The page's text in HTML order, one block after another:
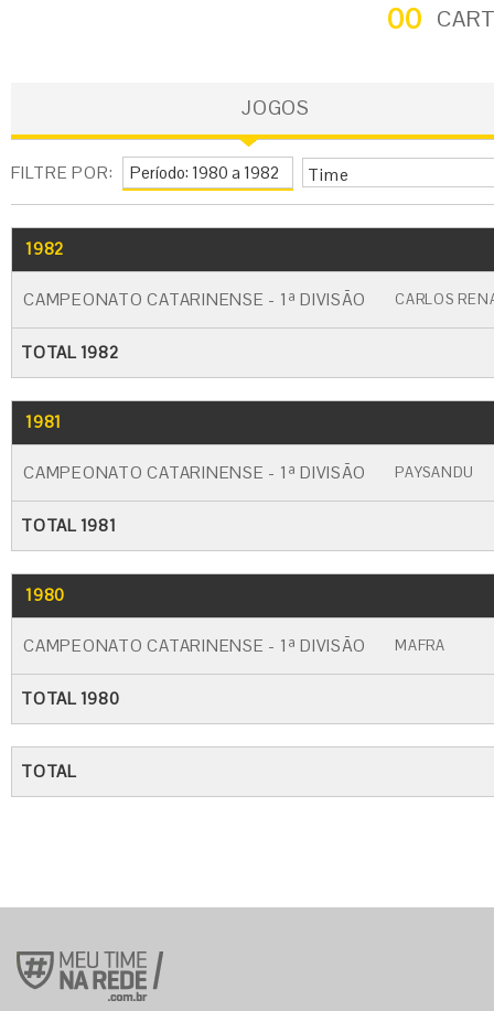
00
JOGOS
FILTRE POR: Time
1982
CAMPEONATO CATARINENSE - 1ª DIVISÃO CARLOS
TOTAL 1982
1981
CAMPEONATO CATARINENSE - 1ª DIVISÃO PAYSANDU
TOTAL 1981
1980
CAMPEONATO CATARINENSE - 1ª DIVISÃO MAFRA
TOTAL 1980
TOTAL